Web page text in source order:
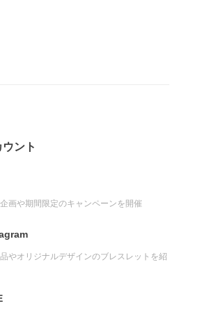
ント
画や期間限定のキャンペーンを開催
やオリジナルデザインのブレスレットを紹